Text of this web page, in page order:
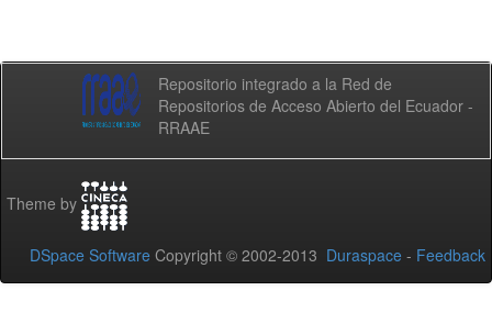
Repositorio integrado a la Red de
Repositorios de Acceso Abierto del Ecuador -
RRAAE
Theme by
DSpace Software Copyright © 2002-2013 Duraspace - Feedback